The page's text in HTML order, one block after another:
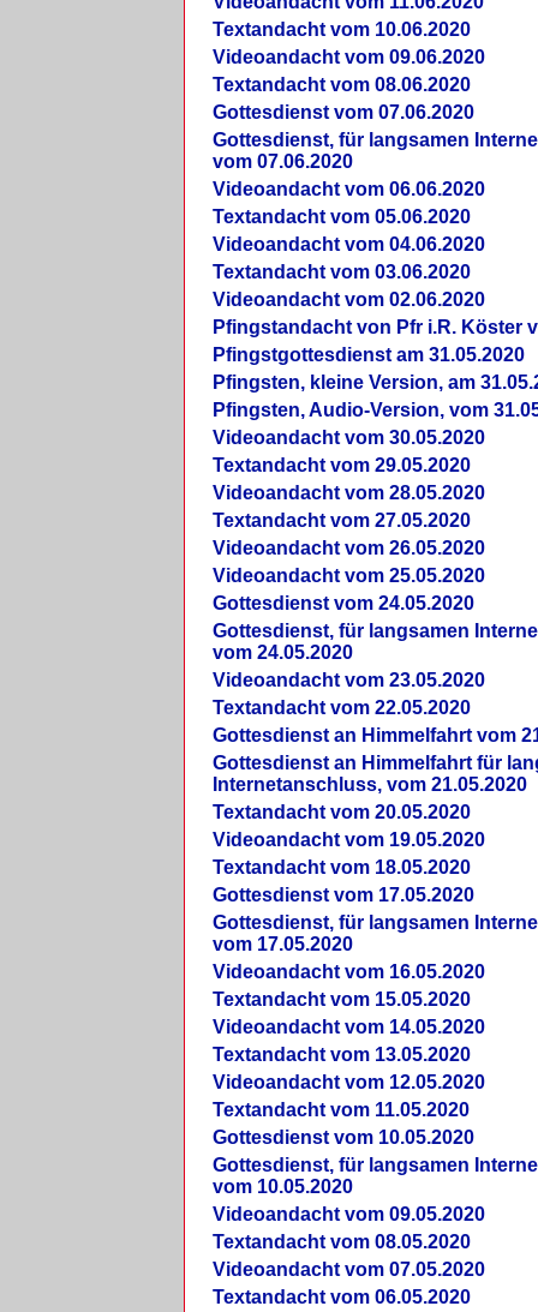
Textandacht vom 10.06.2020
Videoandacht vom 09.06.2020
Textandacht vom 08.06.2020
Gottesdienst vom 07.06.2020
Gottesdienst, für langsamen
vom 07.06.2020
Videoandacht vom 06.06.2020
Textandacht vom 05.06.2020
Videoandacht vom 04.06.2020
Textandacht vom 03.06.2020
Videoandacht vom 02.06.2020
Pfingstandacht von Pfr i.R. Köster
Pfingstgottesdienst am 31.05.2020
Pfingsten, kleine Version, am
Pfingsten, Audio-Version, vom
Videoandacht vom 30.05.2020
Textandacht vom 29.05.2020
Videoandacht vom 28.05.2020
Textandacht vom 27.05.2020
Videoandacht vom 26.05.2020
Videoandacht vom 25.05.2020
Gottesdienst vom 24.05.2020
Gottesdienst, für langsamen
vom 24.05.2020
Videoandacht vom 23.05.2020
Textandacht vom 22.05.2020
Gottesdienst an Himmelfahrt vom
Gottesdienst an Himmelfahrt für
Internetanschluss, vom 21.05.2020
Textandacht vom 20.05.2020
Videoandacht vom 19.05.2020
Textandacht vom 18.05.2020
Gottesdienst vom 17.05.2020
Gottesdienst, für langsamen
vom 17.05.2020
Videoandacht vom 16.05.2020
Textandacht vom 15.05.2020
Videoandacht vom 14.05.2020
Textandacht vom 13.05.2020
Videoandacht vom 12.05.2020
Textandacht vom 11.05.2020
Gottesdienst vom 10.05.2020
Gottesdienst, für langsamen
vom 10.05.2020
Videoandacht vom 09.05.2020
Textandacht vom 08.05.2020
Videoandacht vom 07.05.2020
Textandacht vom 06.05.2020